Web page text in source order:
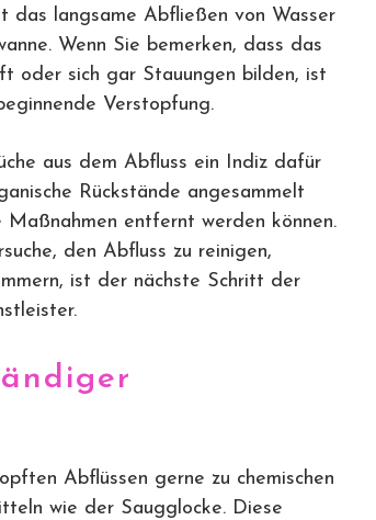
das langsame Abfließen von Wasser
Wenn Sie bemerken, dass das
oder sich gar Stauungen bilden, ist
Verstopfung.
aus dem Abfluss ein Indiz dafür
Rückstände angesammelt
entfernt werden können.
den Abfluss zu reinigen,
ist der nächste Schritt der
Abflüssen gerne zu chemischen
wie der Saugglocke. Diese